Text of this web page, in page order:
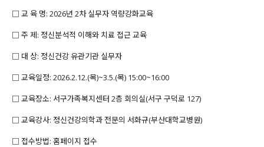
□ 교 육 명: 2026년 2차 실무자 역량강화교육
□ 주 제: 정신분석적 이해와 치료 접근 교육
□ 대 상: 정신건강 유관기관 실무자
□ 교육일정: 2026.2.12.(목)~3.5.(목) 15:00~16:00
□ 교육장소: 서구가족복지센터 2층 회의실(서구 구덕로 127)
□ 교육강사: 정신건강의학과 전문의 서화규(부산대학교병원)
□ 접수방법: 홈페이지 접수